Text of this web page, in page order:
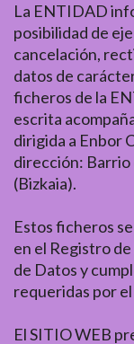
La ENTIDAD
posibilidad de
cancelación,
datos de
ficheros de la
escrita
dirigida a Enbor
dirección: Barrio
(Bizkaia).
Estos ficheros
en el Registro
de Datos y
requeridas por
El SITIO WEB